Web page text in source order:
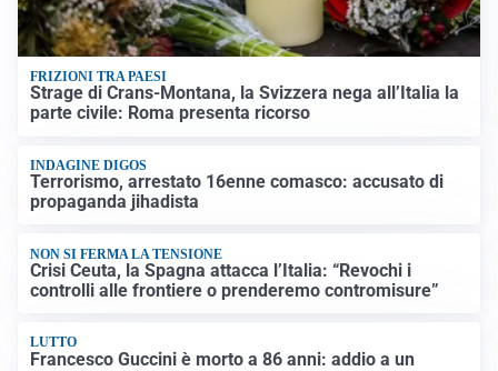
FRIZIONI TRA PAESI
Strage di Crans-Montana, la Svizzera nega all’Italia la
parte civile: Roma presenta ricorso
INDAGINE DIGOS
Terrorismo, arrestato 16enne comasco: accusato di
propaganda jihadista
NON SI FERMA LA TENSIONE
Crisi Ceuta, la Spagna attacca l’Italia: “Revochi i
controlli alle frontiere o prenderemo contromisure”
LUTTO
Francesco Guccini è morto a 86 anni: addio a un